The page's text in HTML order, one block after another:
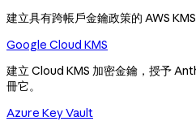
建立具有跨帳戶金鑰政策的 AWS
Google Cloud KMS
建立 Cloud KMS 加密金鑰，授予
冊它。
Azure Key Vault